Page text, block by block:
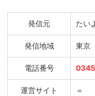
発信元 たい
発信地域 東京
電話番号
運営サイト ＝